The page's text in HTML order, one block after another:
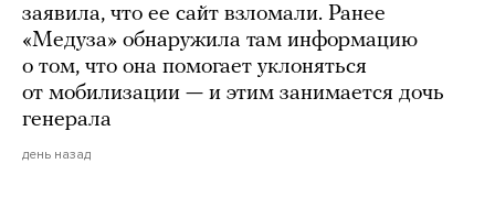
заявила, что ее сайт взломали. Ранее
«Медуза» обнаружила там информацию
о том, что она помогает уклоняться
от мобилизации — и этим занимается дочь
генерала
день назад